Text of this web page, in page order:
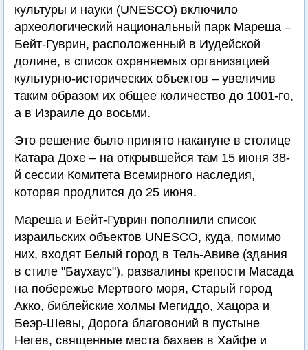
культуры и науки (UNESCO) включило
археологический национальный парк Мареша –
Бейт-Гуврин, расположенный в Иудейской
долине, в список охраняемых организацией
культурно-исторических объектов – увеличив
таким образом их общее количество до 1001-го,
а в Израиле до восьми.
Это решение было принято накануне в столице
Катара Дохе – на открывшейся там 15 июня 38-
й сессии Комитета Всемирного наследия,
которая продлится до 25 июня.
Мареша и Бейт-Гуврин пополнили список
израильских объектов UNESCO, куда, помимо
них, входят Белый город в Тель-Авиве (здания
в стиле "Баухаус"), развалины крепости Масада
на побережье Мертвого моря, Старый город
Акко, библейские холмы Мегиддо, Хацора и
Беэр-Шевы, Дорога благовоний в пустыне
Негев, священные места бахаев в Хайфе и